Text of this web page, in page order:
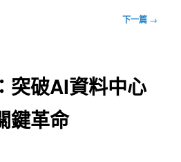
下一篇 →
突破AI資料中心
鍵革命